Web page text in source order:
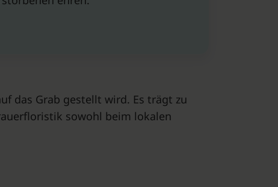
das Grab gestellt wird. Es trägt zu
sowohl beim lokalen